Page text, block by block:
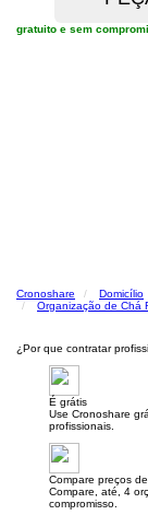
gratuito e sem
Cronoshare Domicílio
Organização de Chá
¿Por que contratar
É grátis
Use Cronoshare
profissionais.
Compare preços
Compare, até, 4
compromisso.